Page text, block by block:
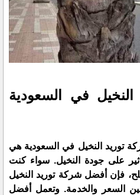
في السعودية
توريد النخيل في السعودية هي
على جودة النخيل. سواء كنت
فإن أفضل شركة توريد النخيل
السعر والخدمة. وتعمل أفضل